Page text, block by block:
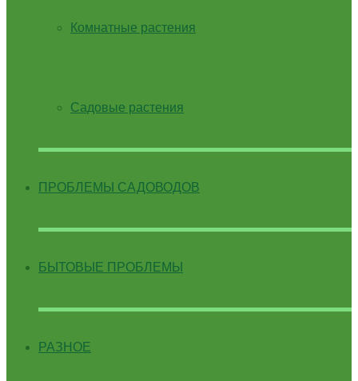
Комнатные растения
Садовые растения
ПРОБЛЕМЫ САДОВОДОВ
БЫТОВЫЕ ПРОБЛЕМЫ
РАЗНОЕ